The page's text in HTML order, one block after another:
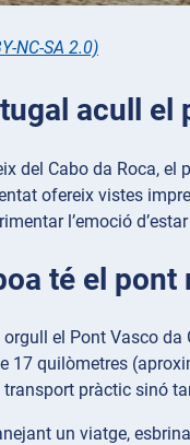
NC-SA 2.0)
acull el
del Cabo da Roca,
ofereix vistes
l’emoció
té el pont
el Pont Vasco da
17 quilòmetres
pràctic sinó
un viatge,